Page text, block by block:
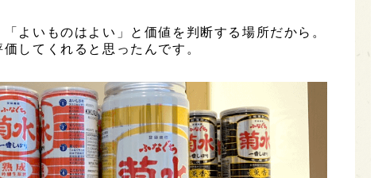
よいものはよい」と価値を判断する場所だから。
してくれると思ったんです。